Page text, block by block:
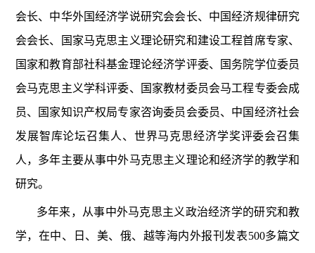
会长、中华外国经济学说研究会会长、中国经济规律研究
会会长、国家马克思主义理论研究和建设工程首席专家、
国家和教育部社科基金理论经济学评委、国务院学位委员
会马克思主义学科评委、国家教材委员会马工程专委会成
员、国家知识产权局专家咨询委员会委员、中国经济社会
发展智库论坛召集人、世界马克思经济学奖评委会召集
人，多年主要从事中外马克思主义理论和经济学的教学和
研究。
多年来，从事中外马克思主义政治经济学的研究和教
学，在中、日、美、俄、越等海内外报刊发表500多篇文